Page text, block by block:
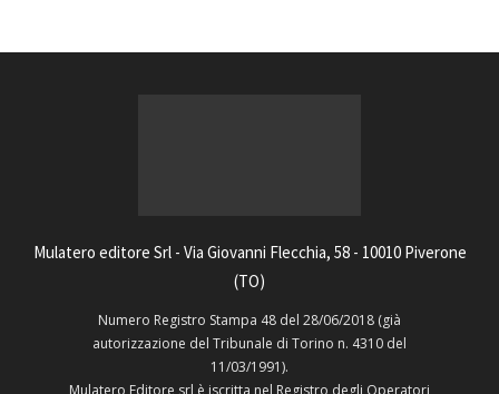
Mulatero editore Srl - Via Giovanni Flecchia, 58 - 10010 Piverone
(TO)
Numero Registro Stampa 48 del 28/06/2018 (già
autorizzazione del Tribunale di Torino n. 4310 del
11/03/1991).
Mulatero Editore srl è iscritta nel Registro degli Operatori